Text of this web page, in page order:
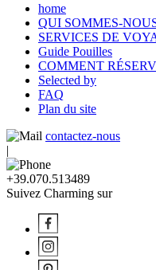
home
QUI SOMMES-
SERVICES DE
Guide Pouilles
COMMENT
Selected by
FAQ
Plan du site
contactez-nous
|
+39.070.513489
Suivez Charming sur